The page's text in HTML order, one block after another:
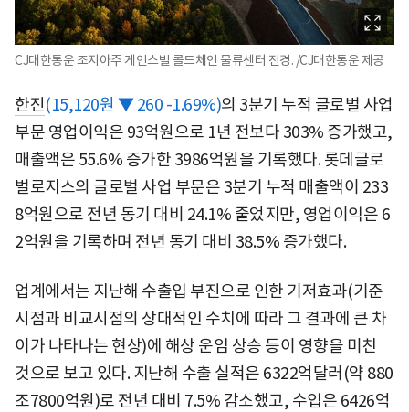
CJ대한통운 조지아주 게인스빌 콜드체인 물류센터 전경. /CJ대한통운 제공
한진(15,120원 ▼ 260 -1.69%)의 3분기 누적 글로벌 사업
부문 영업이익은 93억원으로 1년 전보다 303% 증가했고,
매출액은 55.6% 증가한 3986억원을 기록했다. 롯데글로
벌로지스의 글로벌 사업 부문은 3분기 누적 매출액이 233
8억원으로 전년 동기 대비 24.1% 줄었지만, 영업이익은 6
2억원을 기록하며 전년 동기 대비 38.5% 증가했다.
업계에서는 지난해 수출입 부진으로 인한 기저효과(기준
시점과 비교시점의 상대적인 수치에 따라 그 결과에 큰 차
이가 나타나는 현상)에 해상 운임 상승 등이 영향을 미친
것으로 보고 있다. 지난해 수출 실적은 6322억달러(약 880
조7800억원)로 전년 대비 7.5% 감소했고, 수입은 6426억